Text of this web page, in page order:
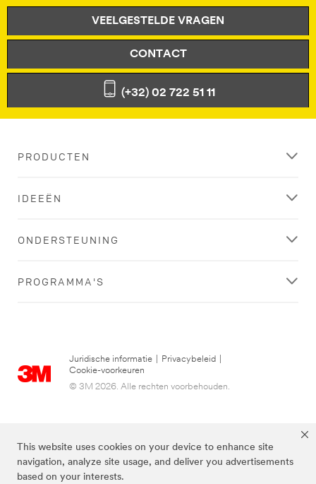
This website uses cookies on your device to enhance site
navigation, analyze site usage, and deliver you advertisements
based on your interests.
VEELGESTELDE VRAGEN
CONTACT
(+32) 02 722 51 11
PRODUCTEN
IDEEËN
ONDERSTEUNING
PROGRAMMA'S
Juridische informatie Privacybeleid
Cookie-voorkeuren
© 3M 2026. Alle rechten voorbehouden.